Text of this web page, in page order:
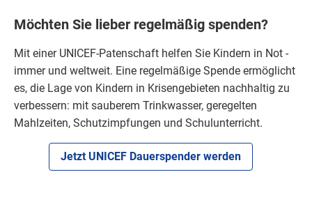
Möchten Sie lieber regelmäßig spenden?
Mit einer UNICEF-Patenschaft helfen Sie Kindern in Not -
immer und weltweit. Eine regelmäßige Spende ermöglicht
es, die Lage von Kindern in Krisengebieten nachhaltig zu
verbessern: mit sauberem Trinkwasser, geregelten
Mahlzeiten, Schutzimpfungen und Schulunterricht.
Jetzt UNICEF Dauerspender werden